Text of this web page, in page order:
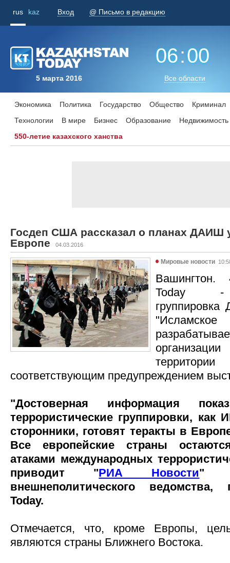
rus kaz Вход @ Письмо в редакцию
5 марта 2016
06:00
Все области
Экономика Политика Государство Общество
Криминал
Технологии
В мире Бизнес Образование
Недвижимость
550-летие казахского ханства
Госдеп США рассказал о планах ДАИШ
Европе
04.03.2016
Мировые новости
Вашингтон.
Today -
соответствующим предупреждением
"Достоверная информация
террористические группировки,
сторонники, готовят теракты в
Все европейские страны
атаками международных
приводит "РИА Новости"
внешнеполитического ведомства,
Today.
Отмечается, что, кроме Европы,
являются страны Ближнего Востока.